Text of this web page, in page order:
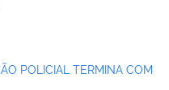
POLICIAL TERMINA COM